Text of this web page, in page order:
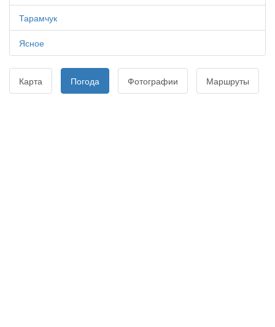
Тарамчук
Ясное
Карта Погода Фотографии Маршруты